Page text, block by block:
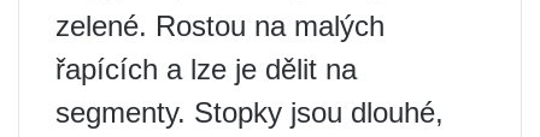
zelené. Rostou na malých
řapících a lze je dělit na
segmenty. Stopky jsou dlouhé,